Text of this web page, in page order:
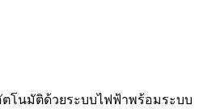
ตโนมัติด้วยระบบไฟฟ้าพร้อมระบบ